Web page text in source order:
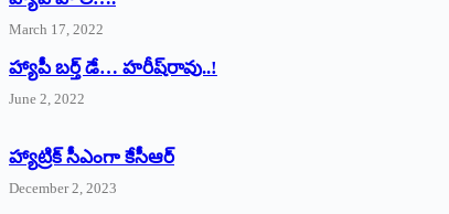
March 17, 2022
హ్యాపీ బర్త్ ‌డే… హరీష్‌రావు..!
June 2, 2022
హ్యాట్రిక్‌ ‌సీఎంగా కేసీఆర్‌
December 2, 2023